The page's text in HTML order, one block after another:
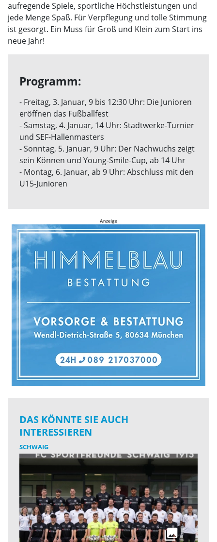
aufregende Spiele, sportliche Höchstleistungen und
jede Menge Spaß. Für Verpflegung und tolle Stimmung
ist gesorgt. Ein Muss für Groß und Klein zum Start ins
neue Jahr!
Programm:
- Freitag, 3. Januar, 9 bis 12:30 Uhr: Die Junioren
eröffnen das Fußballfest
- Samstag, 4. Januar, 14 Uhr: Stadtwerke-Turnier
und SEF-Hallenmasters
- Sonntag, 5. Januar, 9 Uhr: Der Nachwuchs zeigt
sein Können und Young-Smile-Cup, ab 14 Uhr
- Montag, 6. Januar, ab 9 Uhr: Abschluss mit den
U15-Junioren
DAS KÖNNTE SIE AUCH
INTERESSIEREN
SCHWAIG